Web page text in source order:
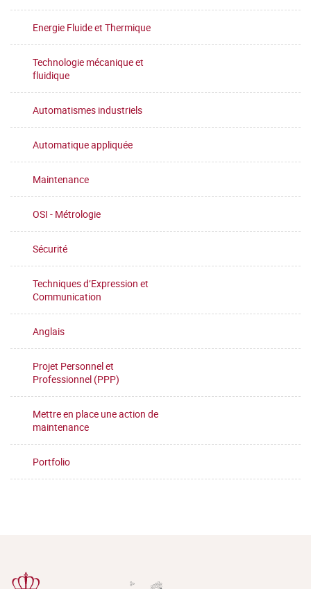
Energie Fluide et Thermique
Technologie mécanique et
fluidique
Automatismes industriels
Automatique appliquée
Maintenance
OSI - Métrologie
Sécurité
Techniques d’Expression et
Communication
Anglais
Projet Personnel et
Professionnel (PPP)
Mettre en place une action de
maintenance
Portfolio